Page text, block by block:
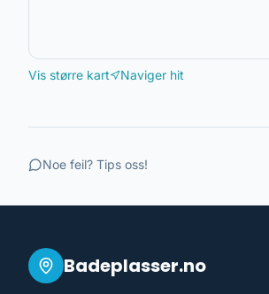
Vis større kart Naviger hit
Noe feil? Tips oss!
Badeplasser.no